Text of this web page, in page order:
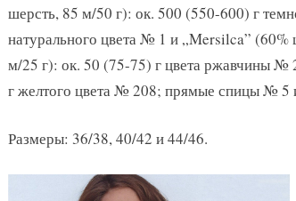
шерсть, 85 м/50 г): ок. 500 (550-600) г
натурального цвета № 1 и „Mersilca”
м/25 г): ок. 50 (75-75) г цвета ржавчины №
г желтого цвета № 208; прямые спицы №
Размеры: 36/38, 40/42 и 44/46.